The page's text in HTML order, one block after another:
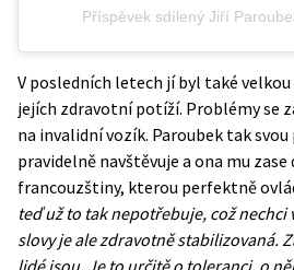
Příspěvek sdílený Jiří
V posledních letech jí byl také
jejích zdravotní potíží. Problémy se
na invalidní vozík. Paroubek tak
pravidelně navštěvuje a ona mu zase
francouzštiny, kterou perfektně
teď už to tak nepotřebuje, což
slovy je ale zdravotně stabilizovaná.
lidé jsou. Je to určitě o toleranci, o